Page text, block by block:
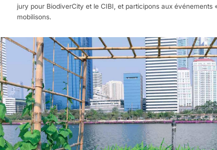
jury pour BiodiverCity et le CIBI, et participons aux événements
mobilisons.